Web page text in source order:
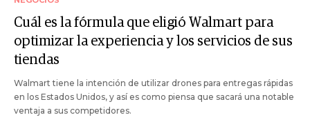
Cuál es la fórmula que eligió Walmart para
optimizar la experiencia y los servicios de sus
tiendas
Walmart tiene la intención de utilizar drones para entregas rápidas
en los Estados Unidos, y así es como piensa que sacará una notable
ventaja a sus competidores.